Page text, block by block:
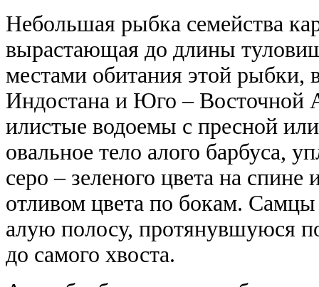
Небольшая рыбка семейства
вырастающая до длины
местами обитания этой рыбки,
Индостана и Юго – Восточной
илистые водоемы с пресной
овальное тело алого барбуса,
серо – зеленого цвета на
отливом цвета по бокам.
алую полосу, протянувшуюся
до самого хвоста.